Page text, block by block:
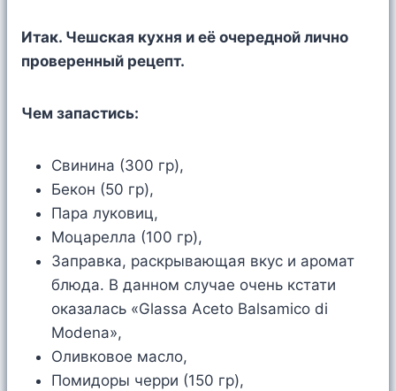
Итак. Чешская кухня и её очередной лично
проверенный рецепт.
Чем запастись:
Свинина (300 гр),
Бекон (50 гр),
Пара луковиц,
Моцарелла (100 гр),
Заправка, раскрывающая вкус и аромат
блюда. В данном случае очень кстати
оказалась «Glassa Aceto Balsamico di
Modena»,
Оливковое масло,
Помидоры черри (150 гр),